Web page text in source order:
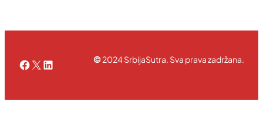
Facebook
X LinkedIn©2024 SrbijaSutra. Sva prava zadržana.